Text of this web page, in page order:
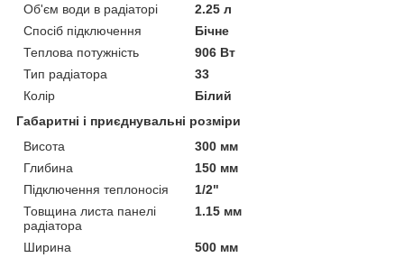
Об'єм води в радіаторі
2.25 л
Спосіб підключення
Бічне
Теплова потужність
906 Вт
Тип радіатора
33
Колір
Білий
Габаритні і приєднувальні розміри
Висота
300 мм
Глибина
150 мм
Підключення теплоносія
1/2"
Товщина листа панелі
радіатора
1.15 мм
Ширина
500 мм